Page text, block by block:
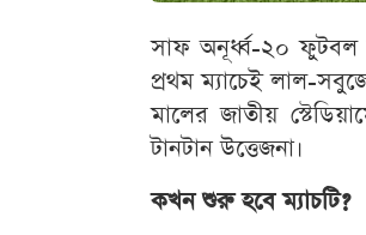
সাফ অনূর্ধ্ব-২০ ফুটবল
প্রথম ম্যাচেই লাল-
মালের জাতীয়
টানটান উত্তেজনা।
কখন শুরু হবে ম্যাচটি?